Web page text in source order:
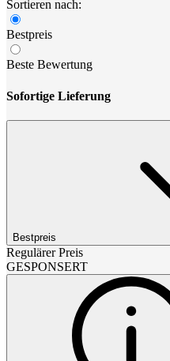
Sortieren nach:
Bestpreis
Beste Bewertung
Sofortige Lieferung
Bestpreis
Regulärer Preis
GESPONSERT